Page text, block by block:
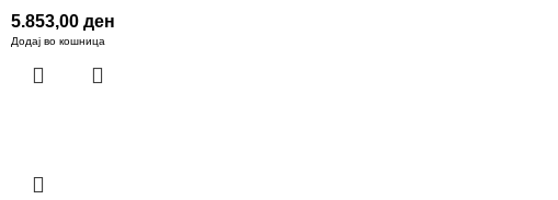
5.853,00 ден
Додај во кошница